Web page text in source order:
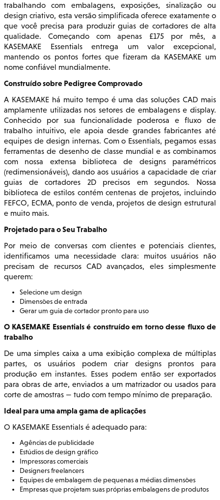
trabalhando com embalagens, exposições, sinalização ou
design criativo, esta versão simplificada oferece exatamente o
que você precisa para produzir guias de cortadores de alta
qualidade. Começando com apenas £175 por mês, a
KASEMAKE Essentials entrega um valor excepcional,
mantendo os pontos fortes que fizeram da KASEMAKE um
nome confiável mundialmente.
Construído sobre Pedigree Comprovado
A KASEMAKE há muito tempo é uma das soluções CAD mais
amplamente utilizadas nos setores de embalagens e display.
Conhecido por sua funcionalidade poderosa e fluxo de
trabalho intuitivo, ele apoia desde grandes fabricantes até
equipes de design internas. Com o Essentials, pegamos essas
ferramentas de desenho de classe mundial e as combinamos
com nossa extensa biblioteca de designs paramétricos
(redimensionáveis), dando aos usuários a capacidade de criar
guias de cortadores 2D precisos em segundos. Nossa
biblioteca de estilos contém centenas de projetos, incluindo
FEFCO, ECMA, ponto de venda, projetos de design estrutural
e muito mais.
Projetado para o Seu Trabalho
Por meio de conversas com clientes e potenciais clientes,
identificamos uma necessidade clara: muitos usuários não
precisam de recursos CAD avançados, eles simplesmente
querem:
Selecione um design
Dimensões de entrada
Gerar um guia de cortador pronto para uso
O KASEMAKE Essentials é construído em torno desse fluxo de
trabalho
De uma simples caixa a uma exibição complexa de múltiplas
partes, os usuários podem criar designs prontos para
produção em instantes. Esses podem então ser exportados
para obras de arte, enviados a um matrizador ou usados para
corte de amostras — tudo com tempo mínimo de preparação.
Ideal para uma ampla gama de aplicações
O KASEMAKE Essentials é adequado para:
Agências de publicidade
Estúdios de design gráfico
Impressoras comerciais
Designers freelancers
Equipes de embalagem de pequenas a médias dimensões
Empresas que projetam suas próprias embalagens de produtos